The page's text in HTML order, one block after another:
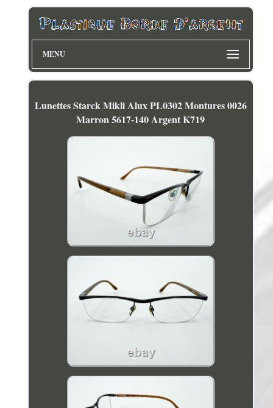
MENU
Lunettes Starck Mikli Alux PL0302 Montures 0026
Marron 5617-140 Argent K719